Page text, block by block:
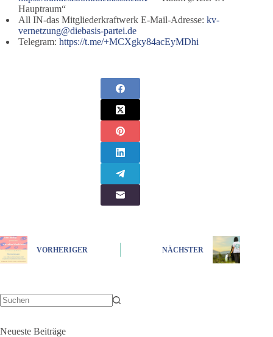
Hauptraum“
All IN-das Mitgliederkraftwerk E-Mail-Adresse:kv-
vernetzung@diebasis-partei.de
Telegram:https://t.me/+MCXgky84acEyMDhi
VORHERIGER NÄCHSTER
Neueste Beiträge